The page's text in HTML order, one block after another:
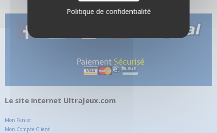
Le site internet UltraJeux.com
Mon Panier
Mon Compte Client
Politique de confidentialité